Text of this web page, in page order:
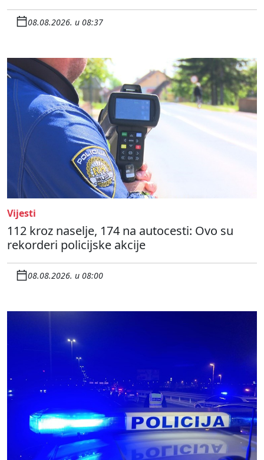
08.08.2026. u 08:37
Vijesti
112 kroz naselje, 174 na autocesti: Ovo su
rekorderi policijske akcije
08.08.2026. u 08:00